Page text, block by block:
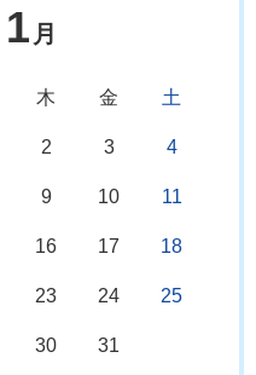
1 月
木 金 土
2 3 4
9 10 11
16 17 18
23 24 25
30 31